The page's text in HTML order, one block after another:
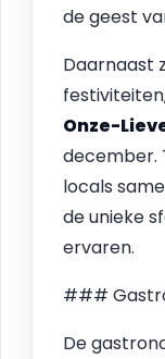
de geest
Daarnaast
Onze-
december.
locals
de unieke
ervaren.
###
De